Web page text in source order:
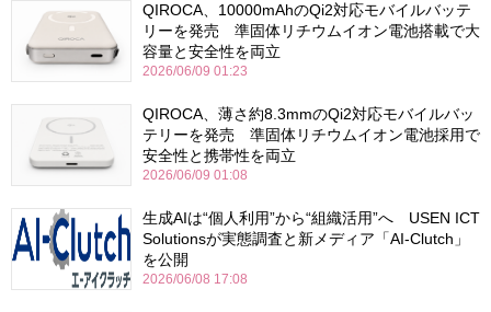
QIROCA、10000mAhのQi2対応モバイルバッテ
リーを発売 準固体リチウムイオン電池搭載で大
容量と安全性を両立
2026/06/09 01:23
QIROCA、薄さ約8.3mmのQi2対応モバイルバッ
テリーを発売 準固体リチウムイオン電池採用で
安全性と携帯性を両立
2026/06/09 01:08
生成AIは“個人利用”から“組織活用”へ USEN ICT
Solutionsが実態調査と新メディア「AI-Clutch」
を公開
2026/06/08 17:08